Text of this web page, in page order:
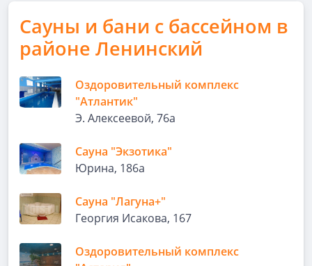
Сауны и бани с бассейном в
районе Ленинский
Оздоровительный комплекс
"Атлантик"
Э. Алексеевой, 76а
Сауна "Экзотика"
Юрина, 186а
Сауна "Лагуна+"
Георгия Исакова, 167
Оздоровительный комплекс